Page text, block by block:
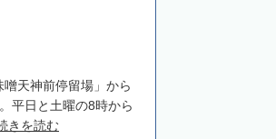
天神前停留場」から
平日と土曜の8時から
きを読む